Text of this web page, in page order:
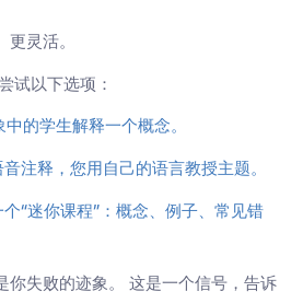
灵活。
试以下选项：
的学生解释一个概念。
注释，您用自己的语言教授主题。
“迷你课程”：概念、例子、常见错
你失败的迹象。 这是一个信号，告诉